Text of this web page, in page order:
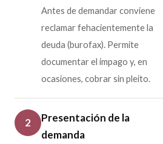
Antes de demandar conviene
reclamar fehacientemente la
deuda (burofax). Permite
documentar el impago y, en
ocasiones, cobrar sin pleito.
2
Presentación de la
demanda